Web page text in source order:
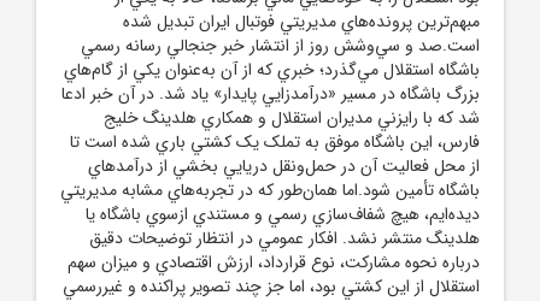
مبهم‌ترين پرونده‌هاي مديريتي فوتبال ايران تبديل شده
است.صد و سي‌وشش روز از انتشار خبر جنجالي رسانه رسمي
باشگاه استقلال مي‌گذرد؛ خبري که از آن به‌عنوان يکي از گام‌هاي
بزرگ باشگاه در مسير «درآمدزايي پايدار» ياد شد. در آن خبر ادعا
شد که با رايزني مديران استقلال و همکاري هلدينگ خليج
فارس، اين باشگاه موفق به تملک يک کشتي باري شده است تا
از محل فعاليت آن در حمل‌ونقل دريايي بخشي از درآمد‌هاي
باشگاه تأمين شود.اما همان‌طور که در تجربه‌هاي مشابه مديريتي
ديده‌ايم، هيچ شفاف‌سازي رسمي و مستندي ازسوي باشگاه يا
هلدينگ منتشر نشد. افکار عمومي در انتظار توضيحات دقيق
درباره نحوه مشارکت، نوع قرارداد، ارزش اقتصادي و ميزان سهم
استقلال از اين کشتي بود، اما جز چند تصوير پراکنده و غيررسمي